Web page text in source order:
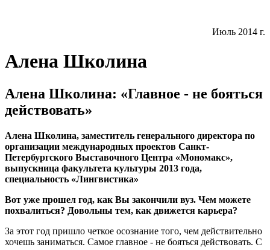
Июль 2014 г.
Алена Школина
Алена Школина: «Главное - не бояться
действовать»
Алена Школина, заместитель генерального директора по
организации международных проектов Санкт-
Петербургского Выставочного Центра «Мономакс»,
выпускница факультета культуры 2013 года,
специальность «Лингвистика»
Вот уже прошел год, как Вы закончили вуз. Чем можете
похвалиться? Довольны тем, как движется карьера?
За этот год пришло четкое осознание того, чем действительно
хочешь заниматься. Самое главное - не бояться действовать. С